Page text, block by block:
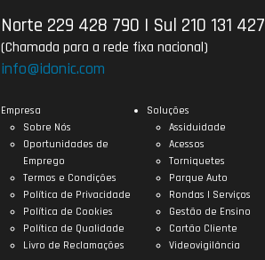
Norte 229 428 790 | Sul 210 131 427
(Chamada para a rede fixa nacional)
info@idonic.com
Empresa
Sobre Nós
Oportunidades de
Emprego
Termos e Condições
Política de Privacidade
Política de Cookies
Política de Qualidade
Livro de Reclamações
Soluções
Assiduidade
Acessos
Torniquetes
Parque Auto
Rondas | Serviços
Gestão de Ensino
Cartão Cliente
Videovigilância